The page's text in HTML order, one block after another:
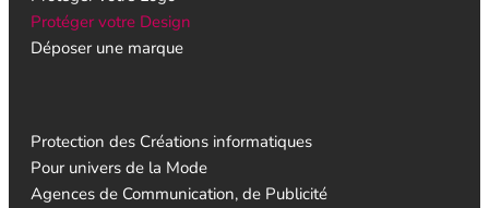
Protéger votre Design
Déposer une marque
Protection des Créations informatiques
Pour univers de la Mode
Agences de Communication, de Publicité